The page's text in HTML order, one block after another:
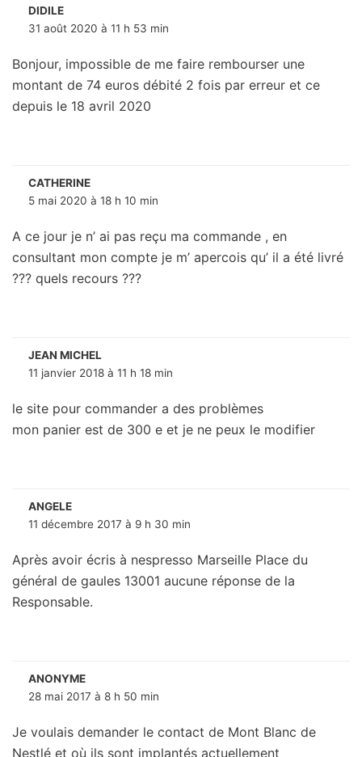
DIDILE
31 août 2020 à 11 h 53 min
Bonjour, impossible de me faire rembourser une
montant de 74 euros débité 2 fois par erreur et ce
depuis le 18 avril 2020
CATHERINE
5 mai 2020 à 18 h 10 min
A ce jour je n’ ai pas reçu ma commande , en
consultant mon compte je m’ apercois qu’ il a été livré
??? quels recours ???
JEAN MICHEL
11 janvier 2018 à 11 h 18 min
le site pour commander a des problèmes
mon panier est de 300 e et je ne peux le modifier
ANGELE
11 décembre 2017 à 9 h 30 min
Après avoir écris à nespresso Marseille Place du
général de gaules 13001 aucune réponse de la
Responsable.
ANONYME
28 mai 2017 à 8 h 50 min
Je voulais demander le contact de Mont Blanc de
Nestlé et où ils sont implantés actuellement